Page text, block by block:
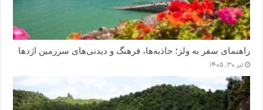
راهنمای سفر به ولز؛ جاذبه‌ها، فرهنگ و دیدنی‌های سرزمین اژدها
تیر ۳۰, ۱۴۰۵